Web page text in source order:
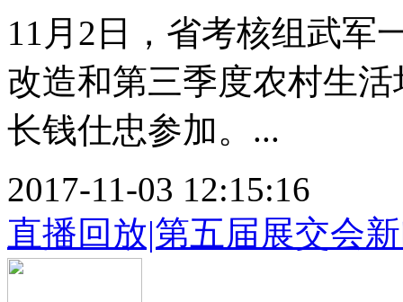
11月2日，省考核组武军
改造和第三季度农村生
长钱仕忠参加。...
2017-11-03 12:15:16
直播回放|第五届展交会